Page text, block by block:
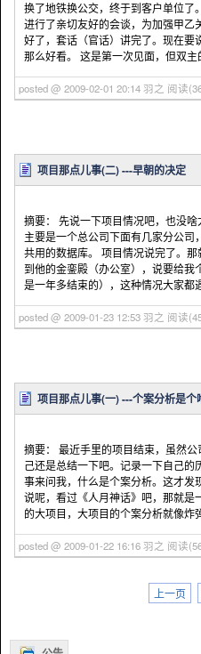
换了地铁换公交，终于到客户单位
进行了亲切友好的会谈，为加强甲乙
好了，套话（官话）讲完了。现在
那么好看。 这是第一次见面，但双主
posted @ 2009-02-01 20:14 羽之 阅读
项目那点儿事(二) ---早朝的决定
摘要： 先说一下项目情况吧，也没啥
主要是一个总公司下面有几家分公
共用的数据库。 项目情况说完了。
到他的金銮殿（办公室），说要给我
是一年多结束的），这种情况大家都
posted @ 2009-01-23 12:53 羽之 阅读
项目那点儿事(一) ---个案分析是个
摘要： 最近手里的项目结束，虽然
己还是总结一下吧。记录一下自己
事来问我，什么是个案分析。这才发
说呢，看过《人月神话》吧，那就
的大项目，大项目的个案分析就像炸
posted @ 2009-01-22 16:16 羽之 阅读
上一页